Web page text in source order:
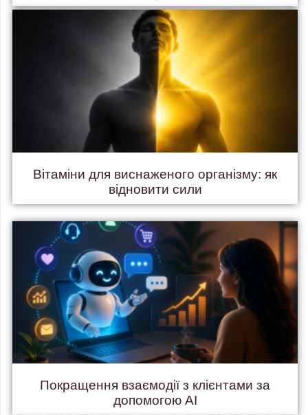
Вітаміни для виснаженого організму: як
відновити сили
Покращення взаємодії з клієнтами за
допомогою AI